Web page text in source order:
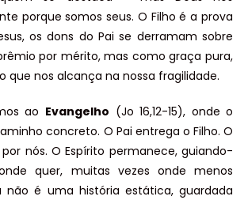
porque somos seus. O Filho é a prova
os dons do Pai se derramam sobre
por mérito, mas como graça pura,
que nos alcança na nossa fragilidade.
ao Evangelho (Jo 16,12-15), onde o
concreto. O Pai entrega o Filho. O
nós. O Espírito permanece, guiando-
quer, muitas vezes onde menos
não é uma história estática, guardada